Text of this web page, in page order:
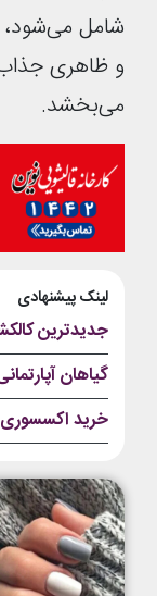
شامل می‌شود،
و ظاهری
می‌بخشد.
لینک پیشنهادی
جدیدترین کالکشن 2026 دستبند نقره
گیاهان
خرید اکسسوری